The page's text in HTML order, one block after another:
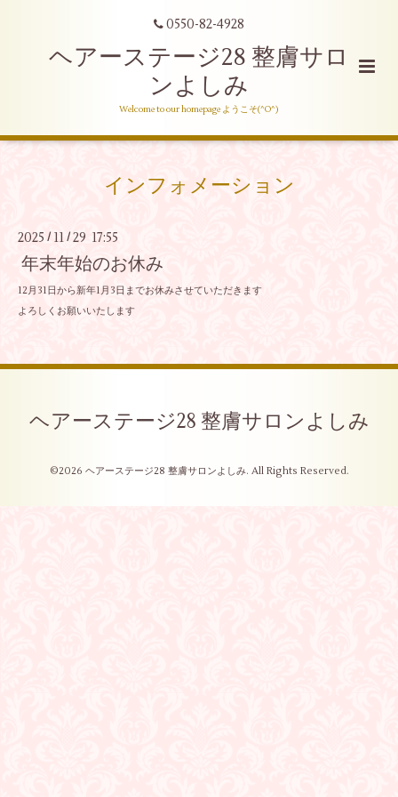
0550-82-4928
ヘアーステージ28 整膚サロ
ンよしみ
Welcome to our homepage ようこそ(^O^)
インフォメーション
2025 / 11 / 29 17:55
年末年始のお休み
12月31日から新年1月3日までお休みさせていただきます
よろしくお願いいたします
ヘアーステージ28 整膚サロンよしみ
©2026 ヘアーステージ28 整膚サロンよしみ. All Rights Reserved.